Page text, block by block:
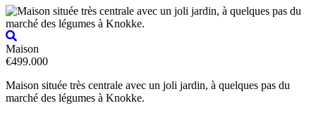
Maison
€499.000
Maison située très centrale avec un joli jardin, à quelques pas du
marché des légumes à Knokke.